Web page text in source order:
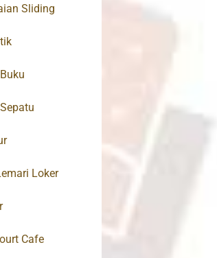
Sliding
Loker
Cafe